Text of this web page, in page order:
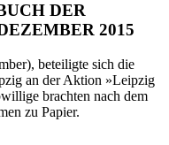
DER
2015
beteiligte sich die
an der Aktion »Leipzig
brachten nach dem
zu Papier.